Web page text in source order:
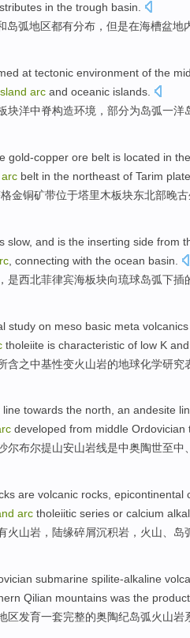
in the trough basin.
岛弧地区都有分布， 但是在海槽盆地
at tectonic environment of the
arc and oceanic islands.
块洋中脊构造环境 ， 部分为岛弧一洋
gold-copper ore belt is located in the
arc belt in the northeast of Tarim plate
金铜矿带位于塔里木板块东北部晚
slow, and is the inserting side from
connecting with the ocean basin
， 是西北菲律宾海板块向琉球岛弧下插
study on meso basic meta volcanics
tholeiite is characteristic of low K and
含之中基性变火山岩的地球化学研究
line towards the north, an andesite
developed from middle Ordovician
尔布尔提山安山岩线是中奥陶世至中
are volcanic rocks, epicontinental
arc tholeiitic series or calcium
火山岩 ， 陆缘碎屑沉积岩 ， 火山 岛
submarine spilite-alkaline
Qilian mountains was the
区发育一套完整的奥陶纪岛弧火山岩